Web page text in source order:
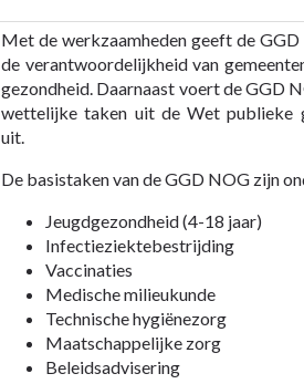
Met de werkzaamheden geeft de
de verantwoordelijkheid van
gezondheid. Daarnaast voert de GGD
wettelijke taken uit de Wet publieke
uit.
De basistaken van de GGD NOG zijn
Jeugdgezondheid (4-18 jaar)
Infectieziektebestrijding
Vaccinaties
Medische milieukunde
Technische hygiënezorg
Maatschappelijke zorg
Beleidsadvisering